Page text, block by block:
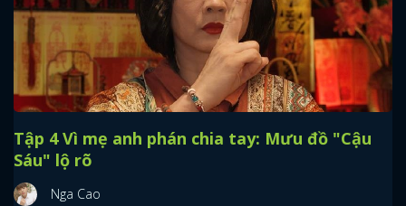
Tập 4 Vì mẹ anh phán chia tay: Mưu đồ "Cậu
Sáu" lộ rõ
Nga Cao